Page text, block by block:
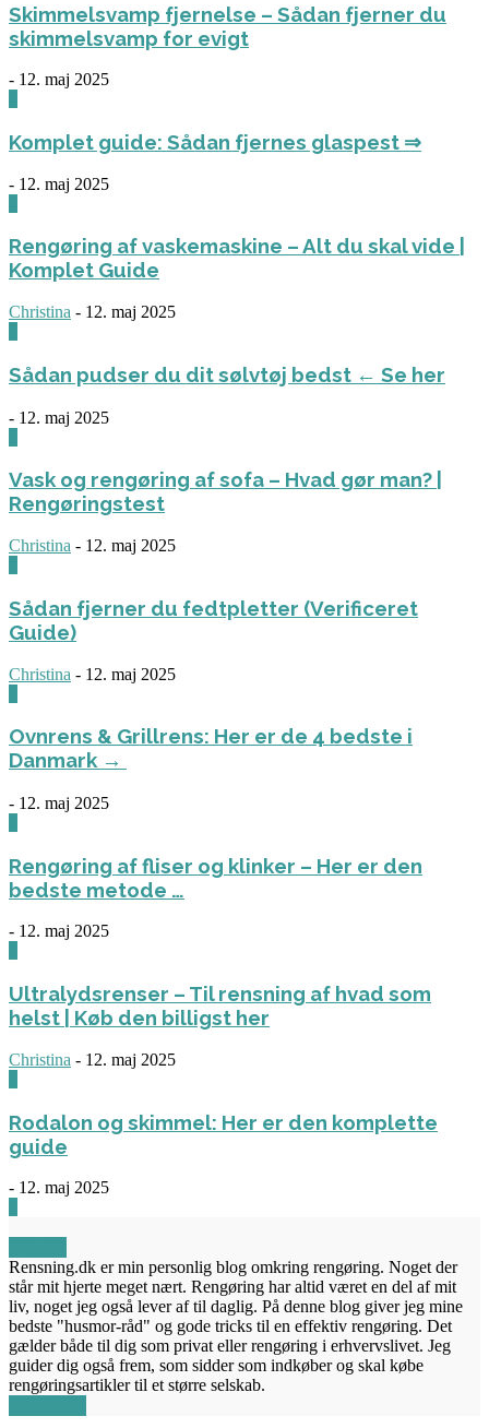
Skimmelsvamp fjernelse – Sådan fjerner du
skimmelsvamp for evigt
- 12. maj 2025
Komplet guide: Sådan fjernes glaspest ⇒
- 12. maj 2025
Rengøring af vaskemaskine – Alt du skal vide |
Komplet Guide
Christina - 12. maj 2025
Sådan pudser du dit sølvtøj bedst ← Se her
- 12. maj 2025
Vask og rengøring af sofa – Hvad gør man? |
Rengøringstest
Christina - 12. maj 2025
Sådan fjerner du fedtpletter (Verificeret
Guide)
Christina - 12. maj 2025
Ovnrens & Grillrens: Her er de 4 bedste i
Danmark →
- 12. maj 2025
Rengøring af fliser og klinker – Her er den
bedste metode …
- 12. maj 2025
Ultralydsrenser – Til rensning af hvad som
helst | Køb den billigst her
Christina - 12. maj 2025
Rodalon og skimmel: Her er den komplette
guide
- 12. maj 2025
Rensning.dk er min personlig blog omkring rengøring. Noget der
står mit hjerte meget nært. Rengøring har altid været en del af mit
liv, noget jeg også lever af til daglig. På denne blog giver jeg mine
bedste "husmor-råd" og gode tricks til en effektiv rengøring. Det
gælder både til dig som privat eller rengøring i erhvervslivet. Jeg
guider dig også frem, som sidder som indkøber og skal købe
rengøringsartikler til et større selskab.